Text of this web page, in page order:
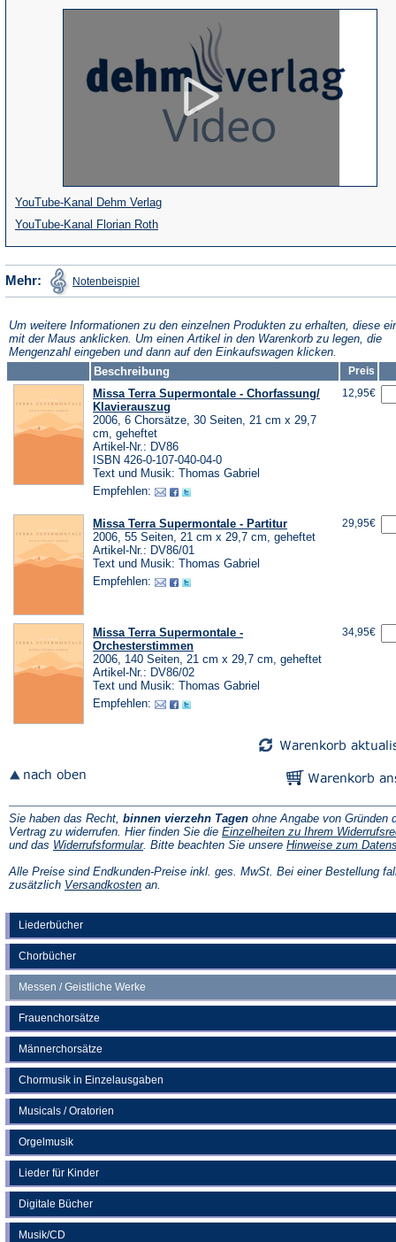
Liederbücher
Chorbücher
Messen / Geistliche Werke
Frauenchorsätze
Männerchorsätze
Chormusik in Einzelausgaben
Musicals / Oratorien
Orgelmusik
Lieder für Kinder
Digitale Bücher
Musik/CD
YouTube-Kanal Dehm Verlag(Öffnet
einem
neuen
YouTube-Kanal Florian Roth(Öffnet
in
einem
Mehr: Notenbeispiel in
einem
Tab)
Um weitere Informationen zu den einzelnen Produkten zu erhalten, diese
mit der Maus anklicken. Um einen Artikel in den Warenkorb zu legen, die
Mengenzahl eingeben und dann auf den Einkaufswagen klicken.
Beschreibung
Preis
Missa Terra Supermontale - Chorfassung/
Klavierauszug
2006, 6 Chorsätze, 30 Seiten, 21 cm x 29,7
cm, geheftet
Artikel-Nr.: DV86
ISBN 426-0-107-040-04-0
Text und Musik: Thomas Gabriel
Empfehlen:
12,95€
Missa Terra Supermontale - Partitur
2006, 55 Seiten, 21 cm x 29,7 cm, geheftet
Artikel-Nr.: DV86/01
Text und Musik: Thomas Gabriel
Empfehlen:
29,95€
Missa Terra Supermontale -
Orchesterstimmen
2006, 140 Seiten, 21 cm x 29,7 cm, geheftet
Artikel-Nr.: DV86/02
Text und Musik: Thomas Gabriel
Empfehlen:
34,95€
Sie haben das Recht, binnen vierzehn Tagen ohne Angabe von Gründen
Vertrag zu widerrufen. Hier finden Sie die Einzelheiten zu Ihrem
und das Widerrufsformular(Öffnet
einem
neuen
. Bitte beachten Sie unsere Hinweise zum
Alle Preise sind Endkunden-Preise inkl. ges. MwSt. Bei einer Bestellung
zusätzlich Versandkosten(Öffnet
an.